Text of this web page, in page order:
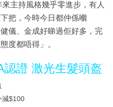
主持風格幾乎零進步，有人
把，今時今日都仲係嗰
儀、金成好睇過佢好多，完
度都唔得」。
認證 激光生髮頭盔
減$100